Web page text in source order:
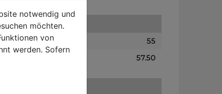
55
57.50
notwendig und
möchten.
von
werden. Sofern